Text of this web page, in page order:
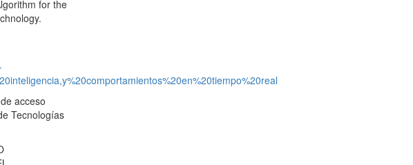
for the
acceso
Tecnologías